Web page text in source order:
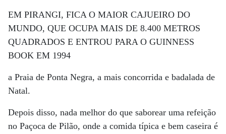
EM PIRANGI, FICA O MAIOR CAJUEIRO DO
MUNDO, QUE OCUPA MAIS DE 8.400 METROS
QUADRADOS E ENTROU PARA O GUINNESS
BOOK EM 1994
a Praia de Ponta Negra, a mais concorrida e badalada de
Natal.
Depois disso, nada melhor do que saborear uma refeição
no Paçoca de Pilão, onde a comida típica e bem caseira é